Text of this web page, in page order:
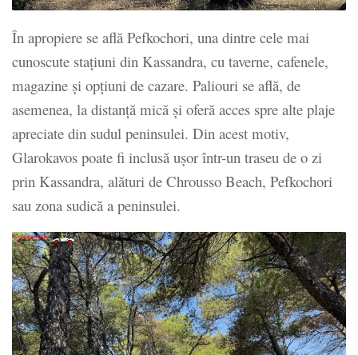
În apropiere se află Pefkochori, una dintre cele mai
cunoscute stațiuni din Kassandra, cu taverne, cafenele,
magazine și opțiuni de cazare. Paliouri se află, de
asemenea, la distanță mică și oferă acces spre alte plaje
apreciate din sudul peninsulei. Din acest motiv,
Glarokavos poate fi inclusă ușor într-un traseu de o zi
prin Kassandra, alături de Chrousso Beach, Pefkochori
sau zona sudică a peninsulei.